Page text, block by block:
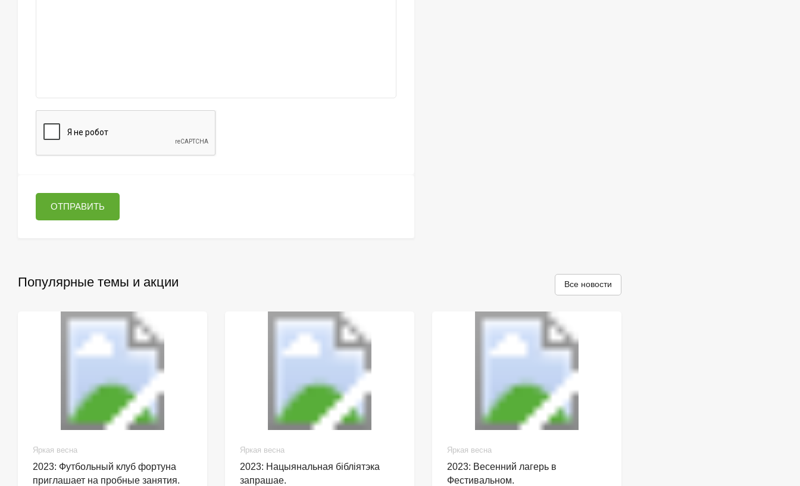
ОТПРАВИТЬ
Популярные темы и акции Все новости
Яркая весна
2023: Футбольный клуб фортуна
приглашает на пробные занятия.
Яркая весна
2023: Нацыянальная бібліятэка
запрашае.
Яркая весна
2023: Весенний лагерь в
Фестивальном.